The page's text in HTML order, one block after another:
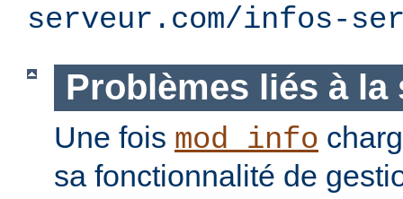
serveur.com/infos-
Problèmes liés à la
Une fois mod_info
sa fonctionnalité de